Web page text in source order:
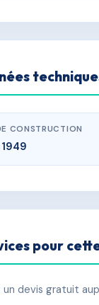
CONSTRUCTION
pour
devis gratuit